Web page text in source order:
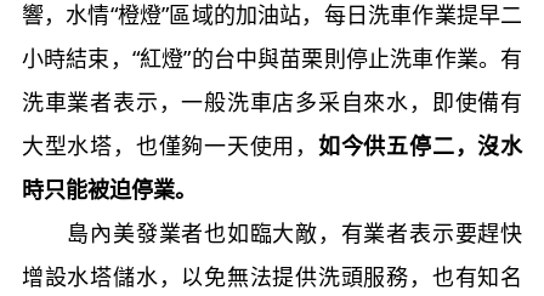
響，水情“橙燈”區域的加油站，每日洗車作業提早二
小時結束，“紅燈”的台中與苗栗則停止洗車作業。有
洗車業者表示，一般洗車店多采自來水，即使備有
大型水塔，也僅夠一天使用， 如今供五停二，沒水
時只能被迫停業。
島內美發業者也如臨大敵，有業者表示要趕快
增設水塔儲水，以免無法提供洗頭服務，也有知名